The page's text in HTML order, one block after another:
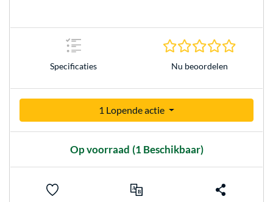
Specificaties Nu beoordelen
1 Lopende actie
Op voorraad (1 Beschikbaar)